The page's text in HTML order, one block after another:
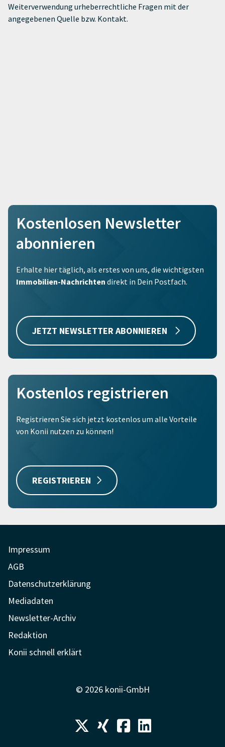
Weiterverwendung urheberrechtliche Fragen mit der
angegebenen Quelle bzw. Kontakt.
Kostenlosen Newsletter
abonnieren
Erhalte hier täglich, als erstes von uns, die wichtigsten
Immobilien-Nachrichten direkt in Dein Postfach.
JETZT NEWSLETTER ABONNIEREN
Kostenlos registrieren
Registrieren Sie sich jetzt kostenlos um alle Vorteile
von Konii nutzen zu können!
REGISTRIEREN
Impressum
AGB
Datenschutzerklärung
Mediadaten
Newsletter-Archiv
Redaktion
Konii schnell erklärt
© 2026 konii-GmbH